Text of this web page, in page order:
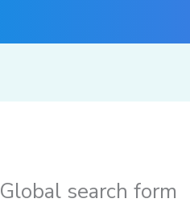
Global search form